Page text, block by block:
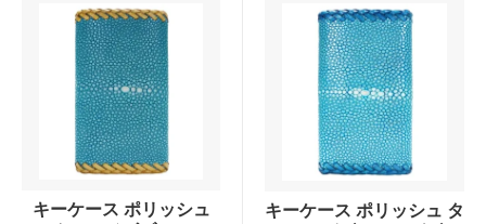
キーケース ポリッシュ
キーケース ポリッシュ タ